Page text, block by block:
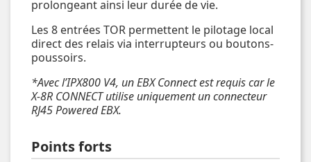
prolongeant ainsi leur durée de vie.
Les 8 entrées TOR permettent le pilotage local
direct des relais via interrupteurs ou boutons-
poussoirs.
*Avec l’IPX800 V4, un EBX Connect est requis car le
X-8R CONNECT utilise uniquement un connecteur
RJ45 Powered EBX.
Points forts